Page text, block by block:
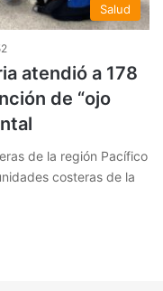
Salud
atendió a 178
de “ojo
de la región Pacífico
costeras de la